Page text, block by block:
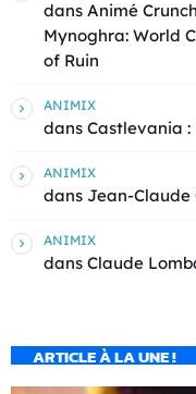
dans Animé
Mynoghra: World
of Ruin
ANIMIX
dans Castlevania :
ANIMIX
dans Jean-Claude
ANIMIX
dans Claude
ARTICLE À LA UNE !